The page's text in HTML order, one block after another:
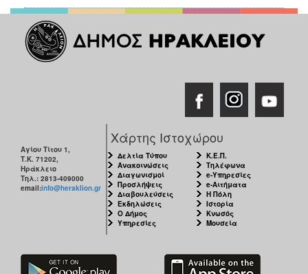
Αγίου Τίτου 1,
Τ.Κ. 71202,
Ηράκλειο
Τηλ.: 2813-409000
email:info@heraklion.gr
Χάρτης Ιστοχώρου
Δελτία Τύπου
Ανακοινώσεις
Διαγωνισμοί
Προσλήψεις
Διαβουλεύσεις
Εκδηλώσεις
Ο Δήμος
Υπηρεσίες
Κ.Ε.Π.
Τηλέφωνα
e-Υπηρεσίες
e-Αιτήματα
Η Πόλη
Ιστορία
Κνωσός
Μουσεία